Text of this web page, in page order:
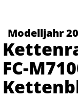
Modelljahr
FC-